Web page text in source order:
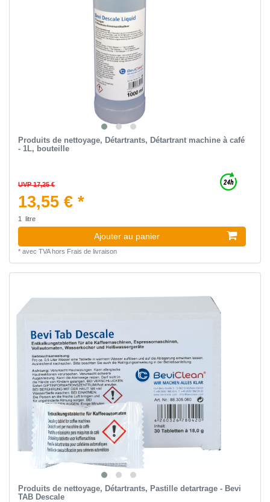
Produits de nettoyage, Détartrants, Détartrant machine à café
- 1L, bouteille
UVP 17,25 €
13,55 € *
1 litre
Ajouter au panier
* avec TVAhors Frais de livraison
Produits de nettoyage, Détartrants, Pastille detartrage - Bevi
TAB Descale